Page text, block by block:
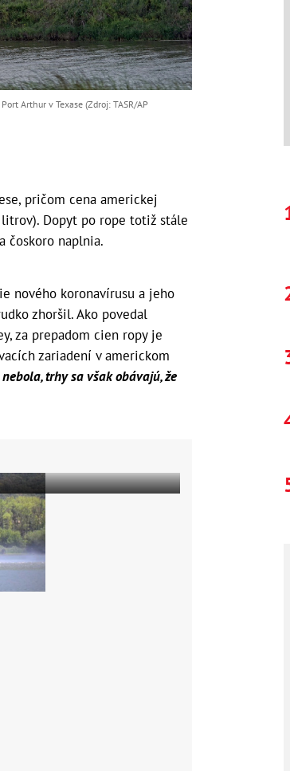
Arthur v Texase (Zdroj: TASR/AP
pričom cena americkej
litrov). Dopyt po rope totiž stále
čoskoro naplnia.
nového koronavírusu a jeho
zhoršil. Ako povedal
za prepadom cien ropy je
zariadení v americkom
trhy sa však obávajú, že